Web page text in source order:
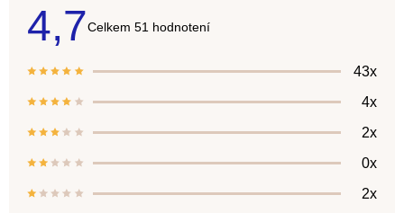
4,7Priemerné
hodnotenie
5
51 hodnotení
43x
4x
2x
0x
2x